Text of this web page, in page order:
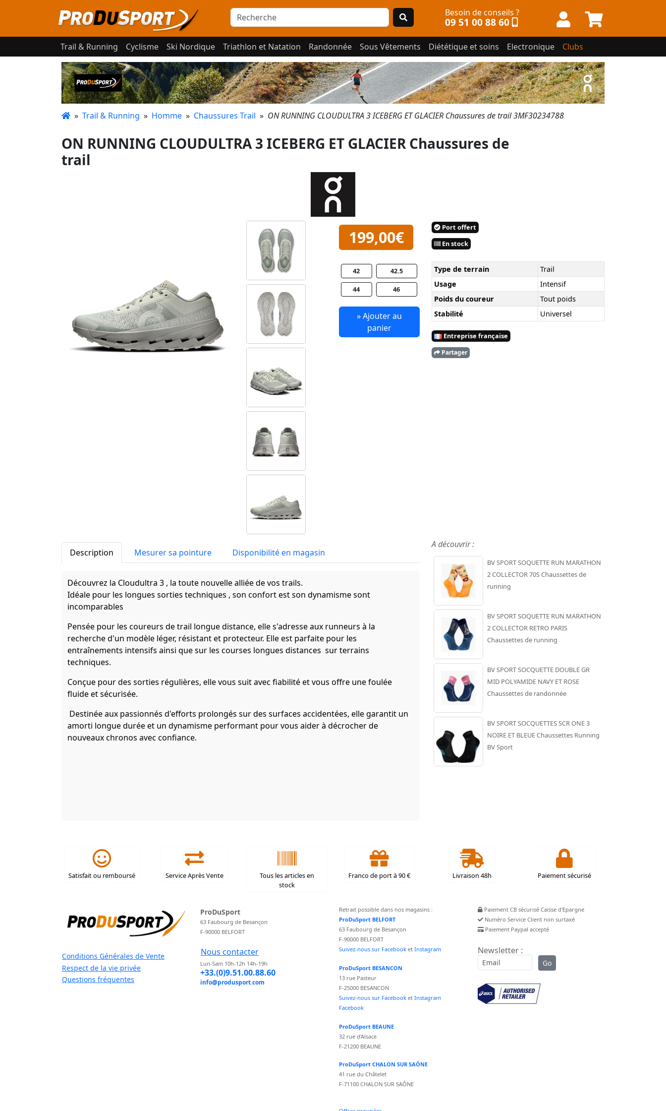
Besoin de conseils ?
09 51 00 88 60
Trail & Running Cyclisme Ski Nordique Triathlon et Natation Randonnée Sous Vêtements Diététique et soins Electronique Clubs
» Trail & Running » Homme » Chaussures Trail » ON RUNNING CLOUDULTRA 3 ICEBERG ET GLACIER Chaussures de trail 3MF30234788
ON RUNNING CLOUDULTRA 3 ICEBERG ET GLACIER Chaussures de
trail
199,00€
42 42.5
44 46
» Ajouter au
panier
Port offert
En stock
Type de terrain
Trail
Usage
Intensif
Poids du coureur
Tout poids
Stabilité
Universel
Entreprise française
Partager
Description Mesurer sa pointure Disponibilité en magasin
Découvrez la Cloudultra 3 , la toute nouvelle alliée de vos trails.
Idéale pour les longues sorties techniques , son confort est son dynamisme sont
incomparables
Pensée pour les coureurs de trail longue distance, elle s'adresse aux runneurs à la
recherche d'un modèle léger, résistant et protecteur. Elle est parfaite pour les
entraînements intensifs ainsi que sur les courses longues distances sur terrains
techniques.
Conçue pour des sorties régulières, elle vous suit avec fiabilité et vous offre une foulée
fluide et sécurisée.
Destinée aux passionnés d'efforts prolongés sur des surfaces accidentées, elle garantit un
amorti longue durée et un dynamisme performant pour vous aider à décrocher de
nouveaux chronos avec confiance.
A découvrir :
BV SPORT SOQUETTE RUN MARATHON
2 COLLECTOR 70S Chaussettes de
running
BV SPORT SOQUETTE RUN MARATHON
2 COLLECTOR RETRO PARIS
Chaussettes de running
BV SPORT SOCQUETTE DOUBLE GR
MID POLYAMIDE NAVY ET ROSE
Chaussettes de randonnée
BV SPORT SOCQUETTES SCR ONE 3
NOIRE ET BLEUE Chaussettes Running
BV Sport
Satisfait ou remboursé Service Après Vente
Tous les articles en
stock
Franco de port à 90 € Livraison 48h Paiement sécurisé
Conditions Générales de Vente
Respect de la vie privée
Questions fréquentes
ProDuSport
63 Faubourg de Besançon
F-90000 BELFORT
Nous contacter
Lun-Sam 10h-12h 14h-19h
+33.(0)9.51.00.88.60
info@produsport.com
Retrait possible dans nos magasins :
ProDuSport BELFORT
63 Faubourg de Besançon
F-90000 BELFORT
Suivez-nous sur Facebook et Instagram
ProDuSport BESANCON
13 rue Pasteur
F-25000 BESANCON
Suivez-nous sur Facebook et Instagram
Facebook
ProDuSport BEAUNE
32 rue d'Alsace
F-21200 BEAUNE
ProDuSport CHALON SUR SAÔNE
41 rue du Châtelet
F-71100 CHALON SUR SAÔNE
Paiement CB sécurisé Caisse d'Epargne
Numéro Service Client non surtaxé
Paiement Paypal accepté
Newsletter :